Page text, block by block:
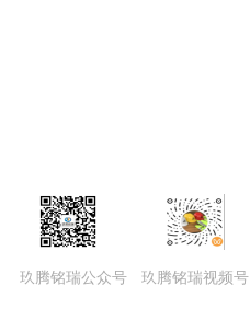
玖腾铭瑞公众号 玖腾铭瑞视频号